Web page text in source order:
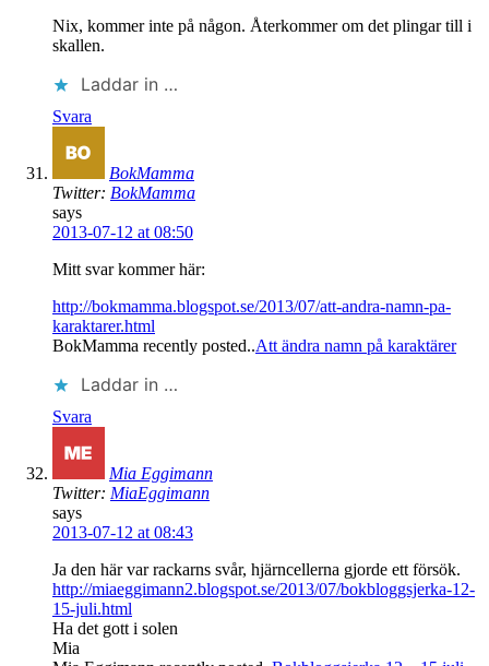
Nix, kommer inte på någon. Återkommer om det plingar till i
skallen.
Laddar in …
Svara
BokMamma
Twitter: BokMamma
says
2013-07-12 at 08:50
Mitt svar kommer här:
http://bokmamma.blogspot.se/2013/07/att-andra-namn-pa-
karaktarer.html
BokMamma recently posted..Att ändra namn på karaktärer
Laddar in …
Svara
Mia Eggimann
Twitter: MiaEggimann
says
2013-07-12 at 08:43
Ja den här var rackarns svår, hjärncellerna gjorde ett försök.
http://miaeggimann2.blogspot.se/2013/07/bokbloggsjerka-12-
15-juli.html
Ha det gott i solen
Mia